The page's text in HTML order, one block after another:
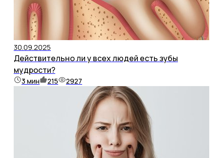
30.09.2025
Действительно ли у всех людей есть зубы
мудрости?
3 мин 215 2927